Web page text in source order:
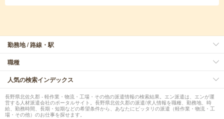
勤務地 / 路線・駅
職種
人気の検索インデックス
長野県北佐久郡 - 軽作業・物流・工場・その他の派遣情報の検索結果。エン派遣は、エンが運
営する人材派遣会社のポータルサイト。長野県北佐久郡の派遣/求人情報を職種、勤務地、時
給、勤務時間、長期・短期などの希望条件から、あなたにピッタリの派遣（軽作業・物流・工
場・その他）のお仕事を探せます。